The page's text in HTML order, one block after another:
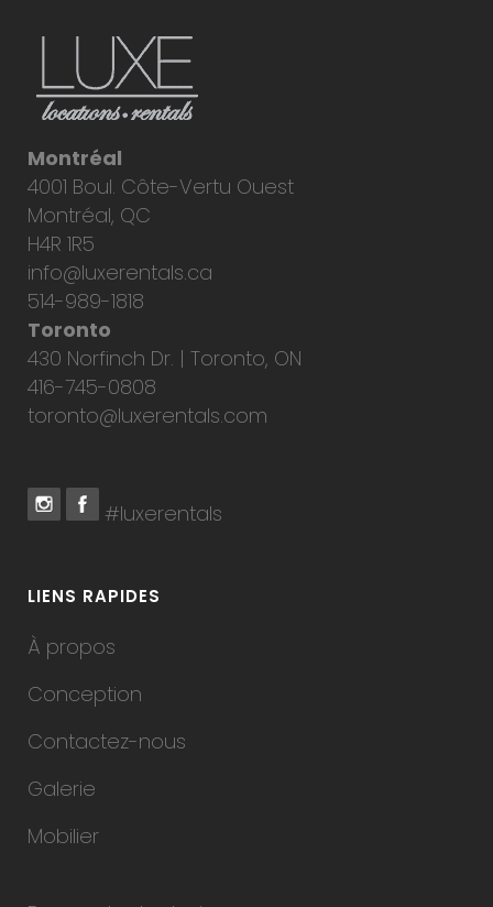
Montréal
4001 Boul. Côte-Vertu Ouest
Montréal, QC
H4R 1R5
info@luxerentals.ca
514-989-1818
Toronto
430 Norfinch Dr. | Toronto, ON
416-745-0808
toronto@luxerentals.com
#luxerentals
LIENS RAPIDES
À propos
Conception
Contactez-nous
Galerie
Mobilier